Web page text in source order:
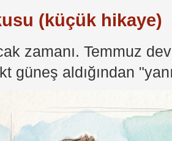
(küçük hikaye)
zamanı. Temmuz
güneş aldığından